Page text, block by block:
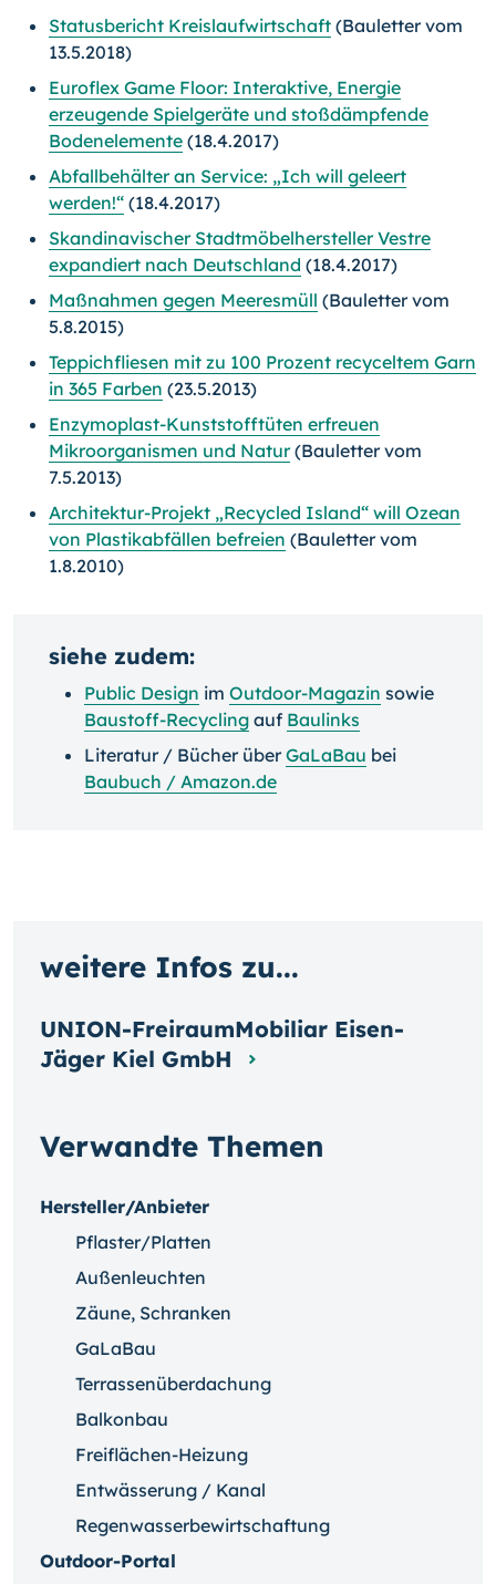
Statusbericht Kreislaufwirtschaft (Bauletter vom
13.5.2018)
Euroflex Game Floor: Interaktive, Energie
erzeugende Spielgeräte und stoßdämpfende
Bodenelemente (18.4.2017)
Abfallbehälter an Service: „Ich will geleert
werden!“ (18.4.2017)
Skandinavischer Stadtmöbelhersteller Vestre
expandiert nach Deutschland (18.4.2017)
Maßnahmen gegen Meeresmüll (Bauletter vom
5.8.2015)
Teppichfliesen mit zu 100 Prozent recyceltem Garn
in 365 Farben (23.5.2013)
Enzymoplast-Kunststofftüten erfreuen
Mikroorganismen und Natur(Bauletter vom
7.5.2013)
Architektur-Projekt „Recycled Island“ will Ozean
von Plastikabfällen befreien (Bauletter vom
1.8.2010)
siehe zudem:
Public Design im Outdoor-Magazin sowie
Baustoff-Recycling auf Baulinks
Literatur / Bücher überGaLaBau bei
Baubuch / Amazon.de
Verwandte Themen
Hersteller/Anbieter
Pflaster/Platten
Außenleuchten
Zäune, Schranken
GaLaBau
Terrassenüberdachung
Balkonbau
Freiflächen-Heizung
Entwässerung / Kanal
Regenwasserbewirtschaftung
Outdoor-Portal
weitere Infos zu...
UNION-FreiraumMobiliar Eisen-
Jäger Kiel GmbH